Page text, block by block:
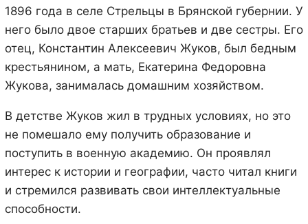
1896 года в селе Стрельцы в Брянской губернии. У
него было двое старших братьев и две сестры. Его
отец, Константин Алексеевич Жуков, был бедным
крестьянином, а мать, Екатерина Федоровна
Жукова, занималась домашним хозяйством.
В детстве Жуков жил в трудных условиях, но это
не помешало ему получить образование и
поступить в военную академию. Он проявлял
интерес к истории и географии, часто читал книги
и стремился развивать свои интеллектуальные
способности.